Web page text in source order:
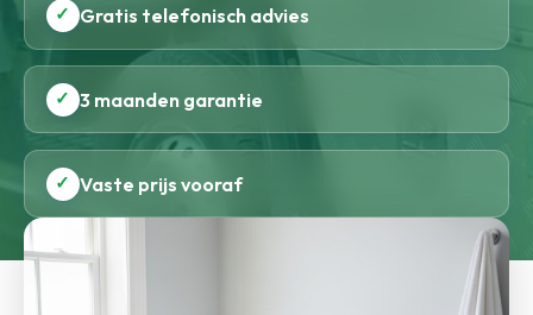
✓ Gratis telefonisch advies
✓ 3 maanden garantie
✓ Vaste prijs vooraf